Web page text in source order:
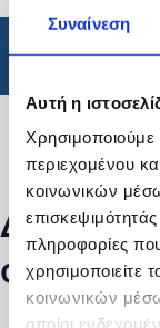
Συναίνεση
Αυτή η
Χρησιμοποιούμε
περιεχομένου
κοινωνικών
πληροφορίες
χρησιμοποιείτε
κοινωνικών
οποίοι
Φάρμακα
Φίλτρα
Δεν